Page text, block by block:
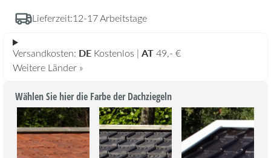
Lieferzeit:12-17 Arbeitstage
Versandkosten: DE Kostenlos | AT49,- €
Weitere Länder »
Wählen Sie hier die Farbe der Dachziegeln